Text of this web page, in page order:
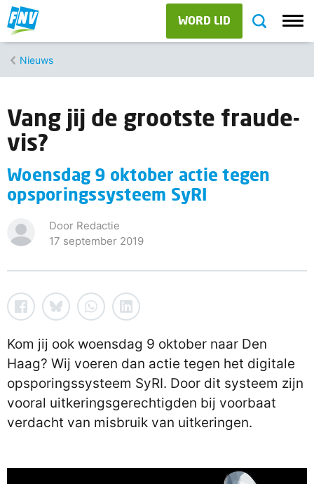
WORD LID
Nieuws
Vang jij de grootste fraude-
vis?
Woensdag 9 oktober actie tegen
opsporingssysteem SyRI
Door Redactie
17 september 2019
Kom jij ook woensdag 9 oktober naar Den
Haag? Wij voeren dan actie tegen het digitale
opsporingssysteem SyRI. Door dit systeem zijn
vooral uitkeringsgerechtigden bij voorbaat
verdacht van misbruik van uitkeringen.